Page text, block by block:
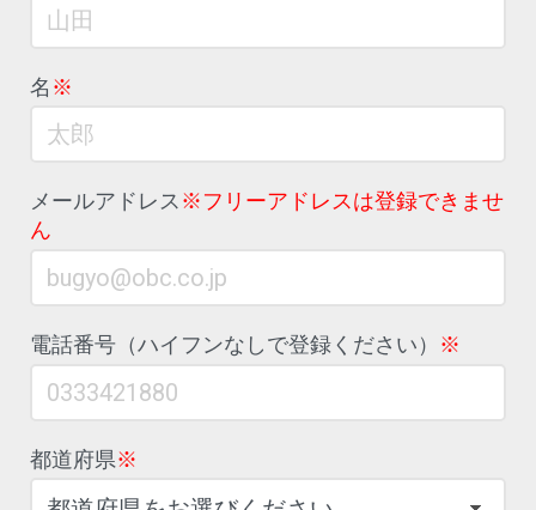
名 ※
メールアドレス※フリーアドレスは登録できませ
ん
電話番号（ハイフンなしで登録ください） ※
都道府県※